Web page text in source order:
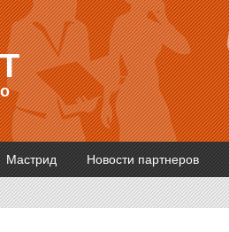
Мастрид Новости партнеров